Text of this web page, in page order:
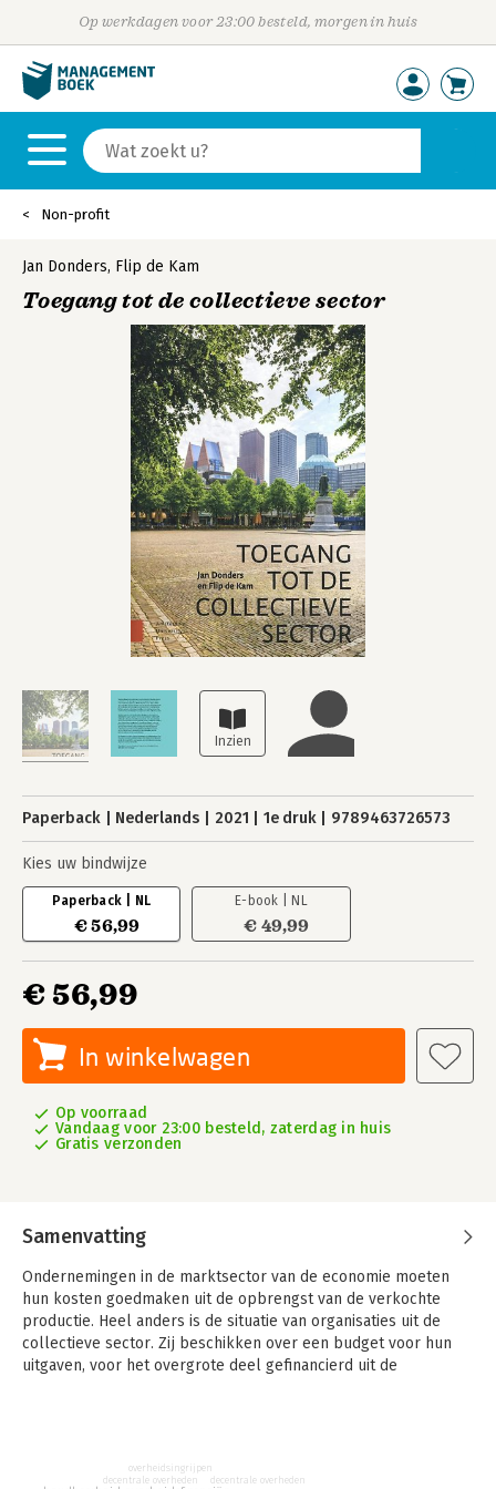
Op werkdagen voor 23:00 besteld, morgen in huis
Non-profit
Jan Donders, Flip de Kam
Toegang tot de collectieve sector
Paperback Nederlands 2021 1e druk 9789463726573
Kies uw bindwijze
Paperback | NL
€ 56,99
E-book | NL
€ 49,99
€ 56,99
In winkelwagen
Op voorraad
Vandaag voor 23:00 besteld, zaterdag in huis
Gratis verzonden
Samenvatting
Ondernemingen in de marktsector van de economie moeten
hun kosten goedmaken uit de opbrengst van de verkochte
productie. Heel anders is de situatie van organisaties uit de
collectieve sector. Zij beschikken over een budget voor hun
uitgaven, voor het overgrote deel gefinancierd uit de
decentrale overheden
overheidsingrijpen
decentrale overheden